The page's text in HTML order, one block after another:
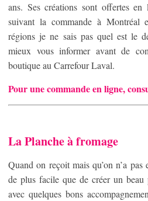
ans. Ses créations sont offertes
suivant la commande à Montréal
régions je ne sais pas quel est le
mieux vous informer avant de
boutique au Carrefour Laval.
Pour une commande en ligne,
La Planche à fromage
Quand on reçoit mais qu’on n’a
de plus facile que de créer un beau
avec quelques bons